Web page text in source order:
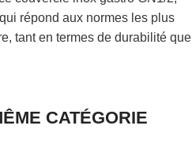
répond aux normes les plus
tant en termes de durabilité que
CATÉGORIE